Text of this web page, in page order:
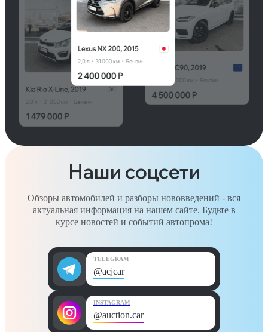
Наши соцсети
Обзоры автомобилей и разборы нововведений - вся
актуальная информация на нашем сайте. Будьте в
курсе новостей и событий автопрома!
TELEGRAM
@acjcar
INSTAGRAM
@auction.car